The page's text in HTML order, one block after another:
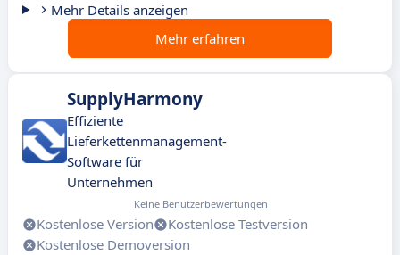
Mehr Details anzeigen
Mehr erfahren
SupplyHarmony
Effiziente
Lieferkettenmanagement-
Software für
Unternehmen
Keine Benutzerbewertungen
Kostenlose Version
Kostenlose Testversion
Kostenlose Demoversion